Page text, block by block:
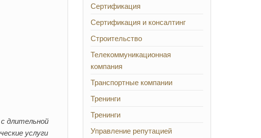
длительной
услуги
Сертификация
Сертификация и консалтинг
Строительство
Телекоммуникационная
компания
Транспортные компании
Тренинги
Тренинги
Управление репутацией